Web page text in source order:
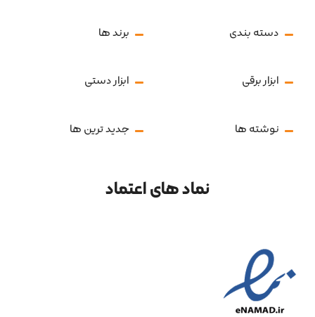
دسته بندی برند ها
ابزار برقی ابزار دستی
نوشته ها جدید ترین ها
نماد های اعتماد